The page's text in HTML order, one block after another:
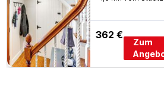
anzeigt.
Das
Diagramm
hat
1
Y-
362 €
Zum